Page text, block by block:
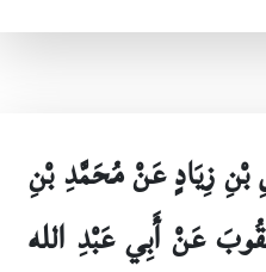
زِيَادٍ عَنْ مُحَمَّدِ بْنِ
عَنْ أَبِي عَبْدِ الله